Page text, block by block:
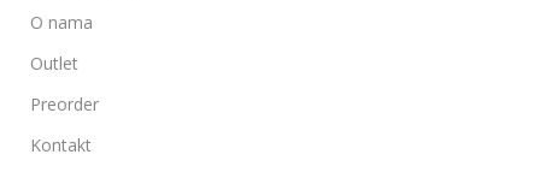
O nama
Outlet
Preorder
Kontakt